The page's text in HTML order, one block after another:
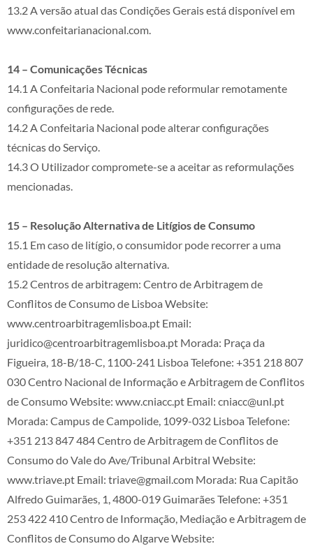
13.2 A versão atual das Condições Gerais está disponível em
www.confeitarianacional.com.
14 – Comunicações Técnicas
14.1 A Confeitaria Nacional pode reformular remotamente
configurações de rede.
14.2 A Confeitaria Nacional pode alterar configurações
técnicas do Serviço.
14.3 O Utilizador compromete-se a aceitar as reformulações
mencionadas.
15 – Resolução Alternativa de Litígios de Consumo
15.1 Em caso de litígio, o consumidor pode recorrer a uma
entidade de resolução alternativa.
15.2 Centros de arbitragem: Centro de Arbitragem de
Conflitos de Consumo de Lisboa Website:
www.centroarbitragemlisboa.pt Email:
juridico@centroarbitragemlisboa.pt Morada: Praça da
Figueira, 18-B/18-C, 1100-241 Lisboa Telefone: +351 218 807
030 Centro Nacional de Informação e Arbitragem de Conflitos
de Consumo Website: www.cniacc.pt Email: cniacc@unl.pt
Morada: Campus de Campolide, 1099-032 Lisboa Telefone:
+351 213 847 484 Centro de Arbitragem de Conflitos de
Consumo do Vale do Ave/Tribunal Arbitral Website:
www.triave.pt Email: triave@gmail.com Morada: Rua Capitão
Alfredo Guimarães, 1, 4800-019 Guimarães Telefone: +351
253 422 410 Centro de Informação, Mediação e Arbitragem de
Conflitos de Consumo do Algarve Website: